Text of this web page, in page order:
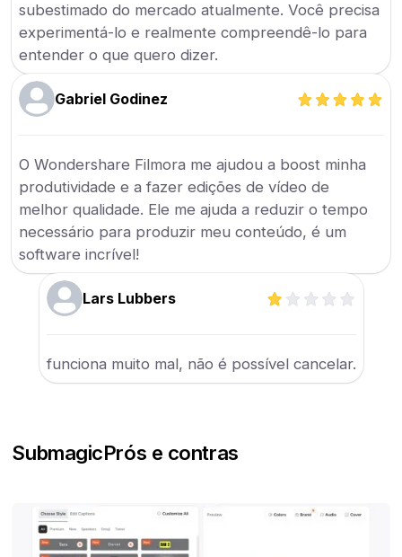
subestimado do mercado atualmente. Você precisa
experimentá-lo e realmente compreendê-lo para
entender o que quero dizer.
Gabriel Godinez
O Wondershare Filmora me ajudou a boost minha
produtividade e a fazer edições de vídeo de
melhor qualidade. Ele me ajuda a reduzir o tempo
necessário para produzir meu conteúdo, é um
software incrível!
Lars Lubbers
funciona muito mal, não é possível cancelar.
SubmagicPrós e contras